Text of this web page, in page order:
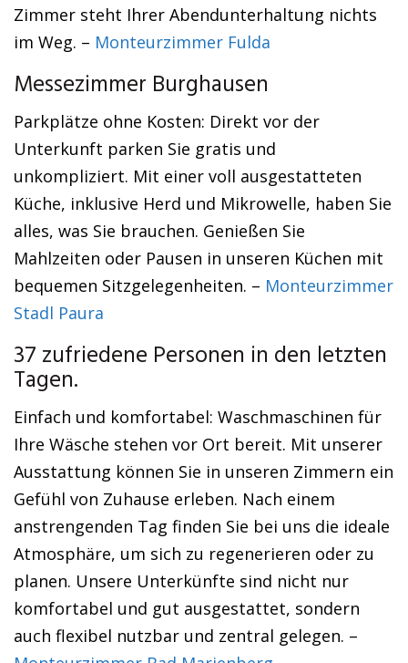
Zimmer steht Ihrer Abendunterhaltung nichts
im Weg. – Monteurzimmer Fulda
Messezimmer Burghausen
Parkplätze ohne Kosten: Direkt vor der
Unterkunft parken Sie gratis und
unkompliziert. Mit einer voll ausgestatteten
Küche, inklusive Herd und Mikrowelle, haben Sie
alles, was Sie brauchen. Genießen Sie
Mahlzeiten oder Pausen in unseren Küchen mit
bequemen Sitzgelegenheiten. – Monteurzimmer
Stadl Paura
37 zufriedene Personen in den letzten
Tagen.
Einfach und komfortabel: Waschmaschinen für
Ihre Wäsche stehen vor Ort bereit. Mit unserer
Ausstattung können Sie in unseren Zimmern ein
Gefühl von Zuhause erleben. Nach einem
anstrengenden Tag finden Sie bei uns die ideale
Atmosphäre, um sich zu regenerieren oder zu
planen. Unsere Unterkünfte sind nicht nur
komfortabel und gut ausgestattet, sondern
auch flexibel nutzbar und zentral gelegen. –